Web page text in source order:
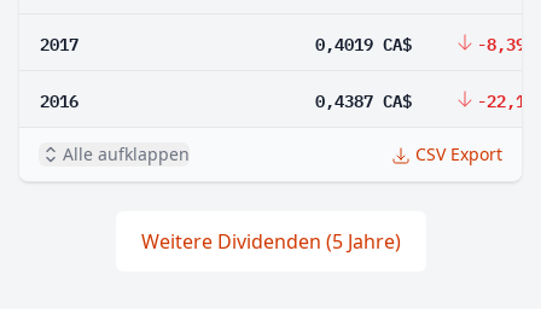
2017 0,4019 CA$ -8,39
2016 0,4387 CA$ -22,13
Alle aufklappen CSV Export
Weitere Dividenden (5 Jahre)